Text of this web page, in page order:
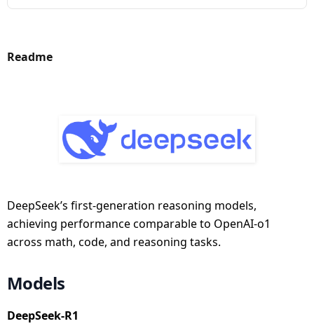
Readme
DeepSeek’s first-generation reasoning models,
achieving performance comparable to OpenAI-o1
across math, code, and reasoning tasks.
Models
DeepSeek-R1